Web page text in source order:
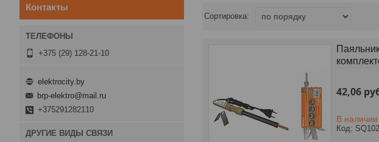
42,06
В наличии
Контакты
+375 (29) 128-21-10
elektrocity.by
brp-elektro@mail.ru
+375291282110
ДРУГИЕ ВИДЫ СВЯЗИ